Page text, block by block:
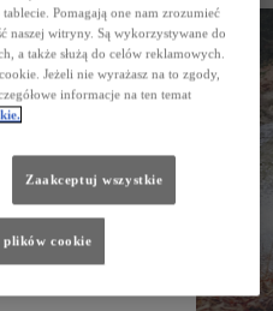
Pomagają one nam zrozumieć
naszej witryny. Są wykorzystywane do
a także służą do celów reklamowych.
Jeżeli nie wyrażasz na to zgody,
informacje na ten temat
Zaakceptuj wszystkie
plików cookie